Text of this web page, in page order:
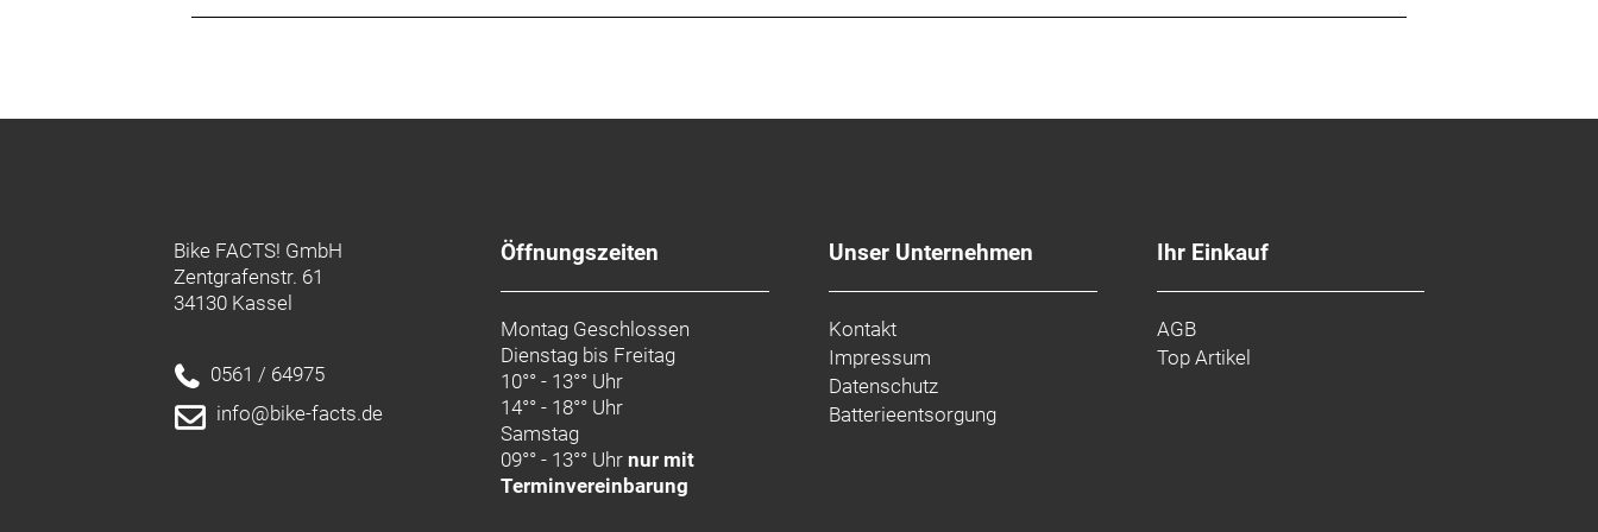
Bike FACTS! GmbH
Zentgrafenstr. 61
34130 Kassel
0561 / 64975
info@bike-facts.de
Öffnungszeiten
Montag Geschlossen
Dienstag bis Freitag
10°° - 13°° Uhr
14°° - 18°° Uhr
Samstag
09°° - 13°° Uhrnur mit
Terminvereinbarung
Unser Unternehmen
Kontakt
Impressum
Datenschutz
Batterieentsorgung
Ihr Einkauf
AGB
Top Artikel